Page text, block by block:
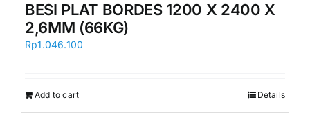
BESI PLAT BORDES 1200 X 2400 X
2,6MM (66KG)
Rp1.046.100
Add to cart Details